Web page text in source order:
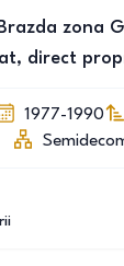
zona
direct
1977-1990